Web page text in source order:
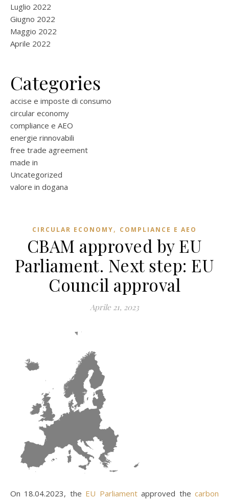
Luglio 2022
Giugno 2022
Maggio 2022
Aprile 2022
Categories
accise e imposte di consumo
circular economy
compliance e AEO
energie rinnovabili
free trade agreement
made in
Uncategorized
valore in dogana
CIRCULAR ECONOMY, COMPLIANCE E AEO
CBAM approved by EU
Parliament. Next step: EU
Council approval
Aprile 21, 2023
On 18.04.2023, the EU Parliamentapproved thecarbon